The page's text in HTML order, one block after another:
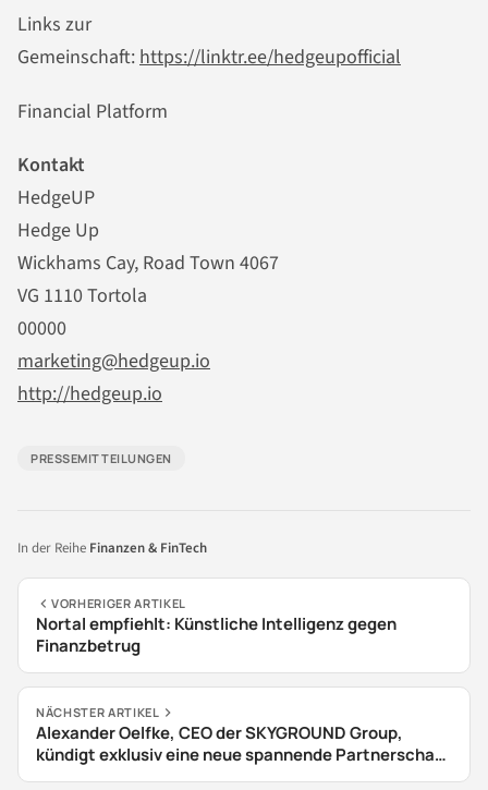
Links zur
Gemeinschaft: https://linktr.ee/hedgeupofficial
Financial Platform
Kontakt
HedgeUP
Hedge Up
Wickhams Cay, Road Town 4067
VG 1110 Tortola
00000
marketing@hedgeup.io
http://hedgeup.io
PRESSEMITTEILUNGEN
In der Reihe Finanzen & FinTech
VORHERIGER ARTIKEL
Nortal empfiehlt: Künstliche Intelligenz gegen
Finanzbetrug
NÄCHSTER ARTIKEL
Alexander Oelfke, CEO der SKYGROUND Group,
kündigt exklusiv eine neue spannende Partnerschaft
im Bereich Metaverse an